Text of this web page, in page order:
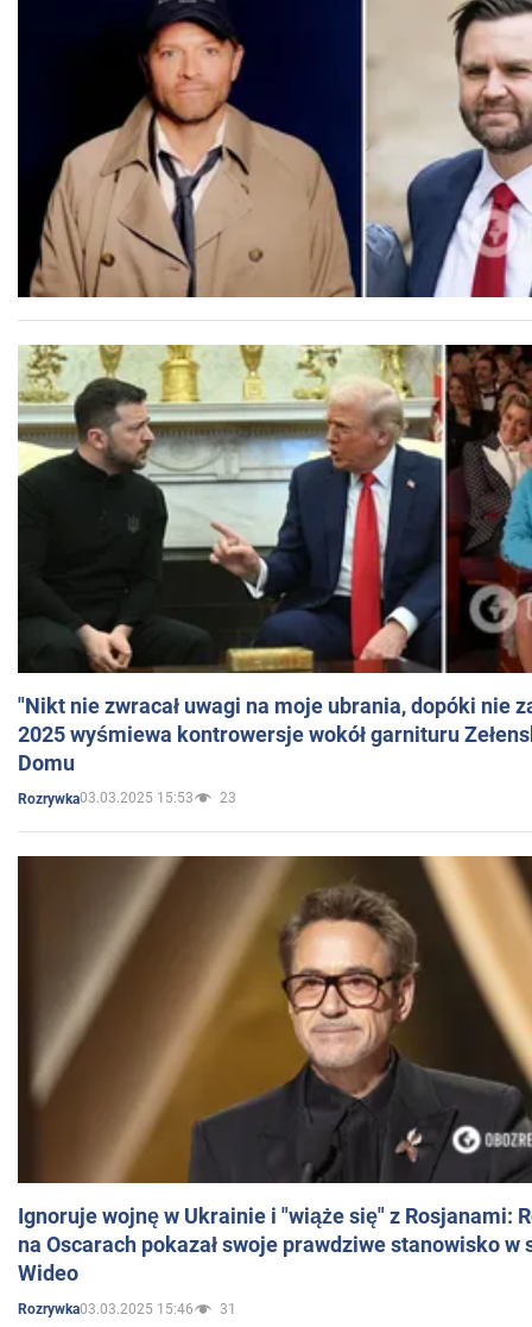
"Nikt nie zwracał uwagi na moje ubrania, dopóki nie
2025 wyśmiewa kontrowersje wokół garnituru
Domu
Rozrywka03.03.2025 15:53 23
Ignoruje wojnę w Ukrainie i "wiąże się" z Rosjanami:
na Oscarach pokazał swoje prawdziwe stanowisko w
Wideo
Rozrywka03.03.2025 15:46 31